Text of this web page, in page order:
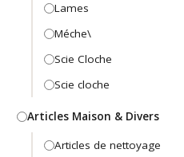
Lames
Méche\
Scie Cloche
Scie cloche
Articles Maison & Divers
Articles de nettoyage